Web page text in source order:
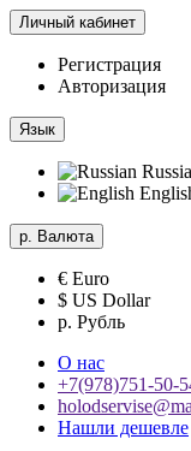
Личный кабинет
Регистрация
Авторизация
Язык
р. Валюта
€ Euro
$ US Dollar
р. Рубль
О нас
+7(978)751-50-
Нашли дешевле